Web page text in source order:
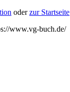
oderzur Startseite
www.vg-buch.de/